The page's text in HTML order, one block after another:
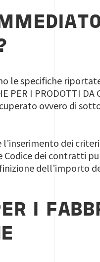
le specifiche
I PRODOTTI DA
ovvero di
l’inserimento dei
dei contratti
dell’importo
I